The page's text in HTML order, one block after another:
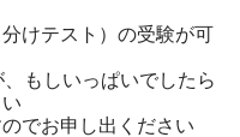
けテスト）の受験が可
もしいっぱいでしたら
でお申し出ください